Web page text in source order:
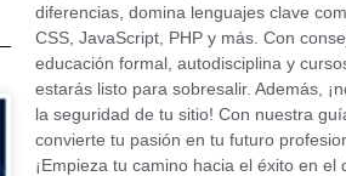
diferencias, domina lenguajes clave
CSS, JavaScript, PHP y más. Con
educación formal, autodisciplina y
estarás listo para sobresalir. Además,
la seguridad de tu sitio! Con nuestra
convierte tu pasión en tu futuro
¡Empieza tu camino hacia el éxito en el